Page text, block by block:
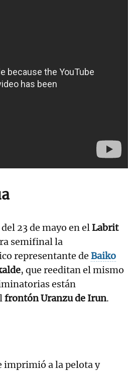
23 de mayo en elLabrit
semifinal la
representante de Baiko
, que reeditan el mismo
están
frontón Uranzu de Irun.
imprimió a la pelota y